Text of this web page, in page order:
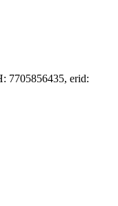
erid: